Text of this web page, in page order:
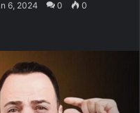
6, 2024 0 0